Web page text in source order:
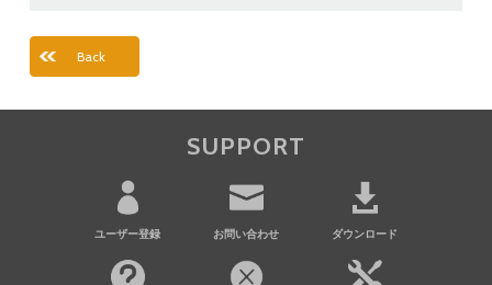
Back
SUPPORT
ユーザー登録 お問い合わせ ダウンロード